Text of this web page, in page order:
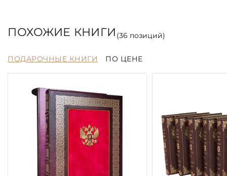
ПОХОЖИЕ КНИГИ (36 позиций)
ПОДАРОЧНЫЕ КНИГИ ПО ЦЕНЕ